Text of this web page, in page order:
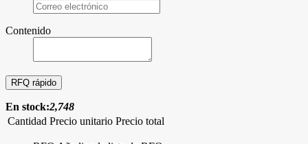
Contenido
En stock:2,748
Cantidad Precio unitario Precio total